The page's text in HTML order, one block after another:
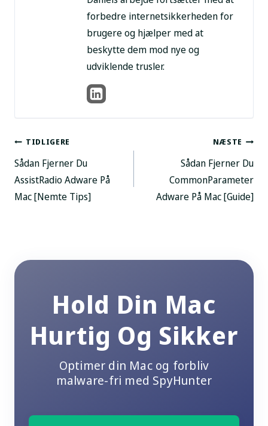
forbedre internetsikkerheden for
brugere og hjælper med at
beskytte dem mod nye og
udviklende trusler.
Post
navigation
TIDLIGERE
Sådan Fjerner Du
AssistRadio Adware På
Mac [Nemte Tips]
NÆSTE
Sådan Fjerner Du
CommonParameter
Adware På Mac [Guide]
Hold Din Mac
Hurtig Og Sikker
Optimer din Mac og forbliv
malware-fri med SpyHunter